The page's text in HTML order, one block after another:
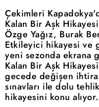
Çekimleri
Kalan Bir Aşk
Özge Yağız, Burak
Etkileyici hikayesi ve
yeni sezonda ekrana
Kalan Bir Aşk
gecede değişen
sınavları ile dolu
hikayesini konu alıyor.